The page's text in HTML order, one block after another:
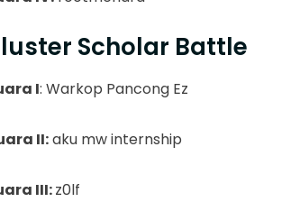
Scholar Battle
I: Warkop Pancong Ez
II:aku mw internship
III:z0lf